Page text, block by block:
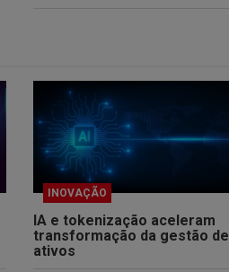
INOVAÇÃO
IA e tokenização aceleram
transformação da gestão de
ativos